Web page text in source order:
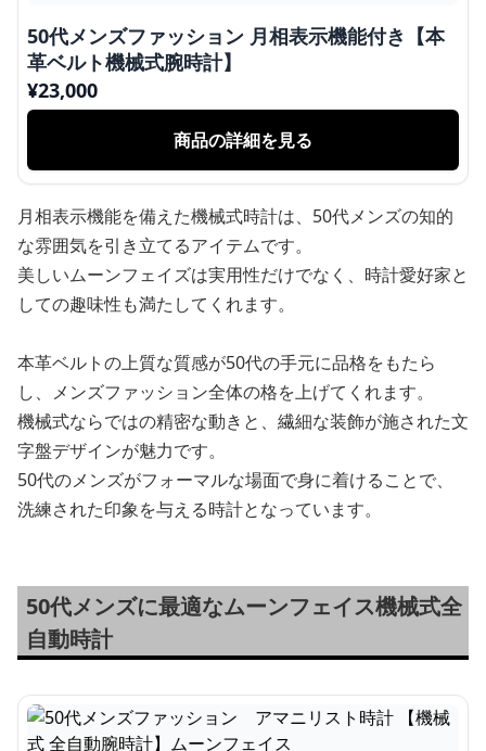
50代メンズファッション 月相表示機能付き【本
革ベルト機械式腕時計】
¥23,000
商品の詳細を見る
月相表示機能を備えた機械式時計は、50代メンズの知的
な雰囲気を引き立てるアイテムです。
美しいムーンフェイズは実用性だけでなく、時計愛好家と
しての趣味性も満たしてくれます。
本革ベルトの上質な質感が50代の手元に品格をもたら
し、メンズファッション全体の格を上げてくれます。
機械式ならではの精密な動きと、繊細な装飾が施された文
字盤デザインが魅力です。
50代のメンズがフォーマルな場面で身に着けることで、
洗練された印象を与える時計となっています。
50代メンズに最適なムーンフェイス機械式全
自動時計